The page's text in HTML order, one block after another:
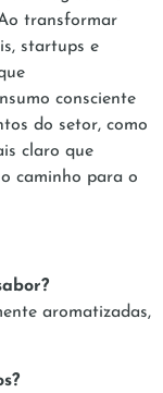
transformar
startups e
consciente
do setor, como
claro que
caminho para o
aromatizadas,